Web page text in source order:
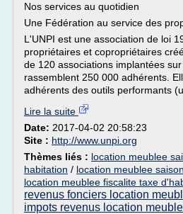
Nos services au quotidien
Une Fédération au service des
L'UNPI est une association de loi
propriétaires et copropriétaires
de 120 associations implantées
rassemblent 250 000 adhérents.
adhérents des outils performants
Lire la suite
Date: 2017-04-02 20:58:23
Site : http://www.unpi.org
Thèmes liés : location meublee
habitation / location meublee
location meublee fiscalite taxe
revenus fonciers location
impots revenus location